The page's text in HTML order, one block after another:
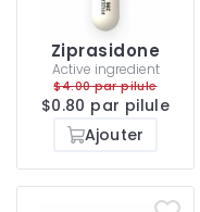
Ziprasidone
Active ingredient
$4.00 par pilule
$0.80 par pilule
Ajouter